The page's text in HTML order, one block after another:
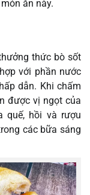
ăn này.
thức bò sốt
với phần nước
dẫn. Khi chấm
được vị ngọt của
quế, hồi và rượu
các bữa sáng